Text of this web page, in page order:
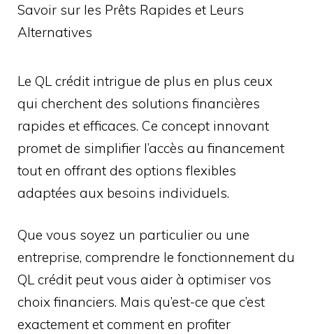
Savoir sur les Prêts Rapides et Leurs
Alternatives
Le QL crédit intrigue de plus en plus ceux
qui cherchent des solutions financières
rapides et efficaces. Ce concept innovant
promet de simplifier l’accès au financement
tout en offrant des options flexibles
adaptées aux besoins individuels.
Que vous soyez un particulier ou une
entreprise, comprendre le fonctionnement du
QL crédit peut vous aider à optimiser vos
choix financiers. Mais qu’est-ce que c’est
exactement et comment en profiter